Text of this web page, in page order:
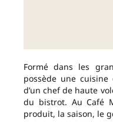
Formé dans les
possède une
d’un chef de haute
du bistrot. Au Café
produit, la saison, le